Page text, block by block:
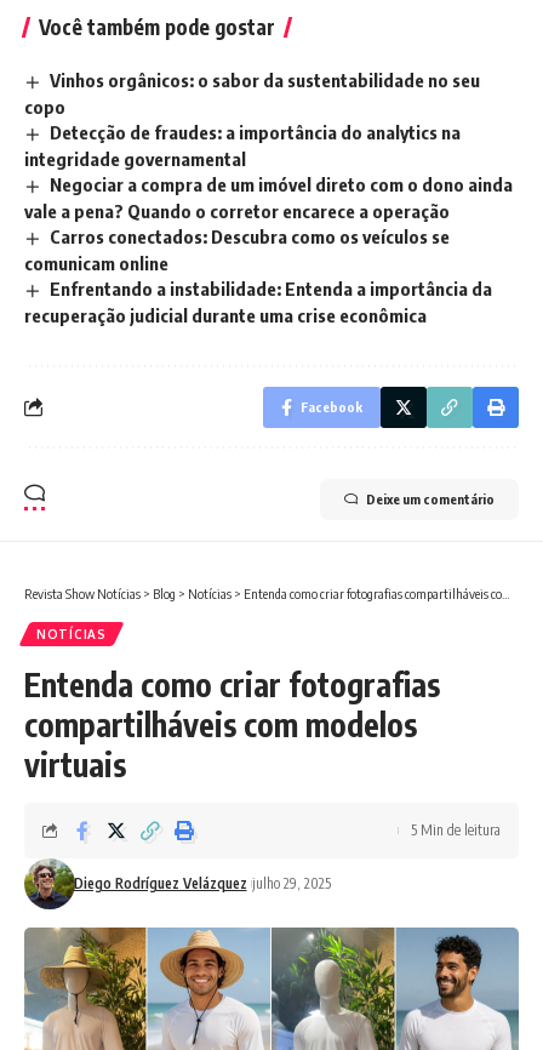
Você também pode gostar
Vinhos orgânicos: o sabor da sustentabilidade no seu
copo
Detecção de fraudes: a importância do analytics na
integridade governamental
Negociar a compra de um imóvel direto com o dono ainda
vale a pena? Quando o corretor encarece a operação
Carros conectados: Descubra como os veículos se
comunicam online
Enfrentando a instabilidade: Entenda a importância da
recuperação judicial durante uma crise econômica
Facebook
Deixe um comentário
Revista Show Notícias > Blog > Notícias > Entenda como criar fotografias compartilháveis com modelos virtuais
NOTÍCIAS
Entenda como criar fotografias
compartilháveis com modelos
virtuais
Diego Rodríguez Velázquez julho 29, 2025
5 Min de leitura